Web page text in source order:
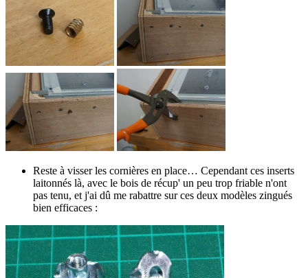
Reste à visser les cornières en place… Cependant ces inserts
laitonnés là, avec le bois de récup' un peu trop friable n'ont
pas tenu, et j'ai dû me rabattre sur ces deux modèles zingués
bien efficaces :